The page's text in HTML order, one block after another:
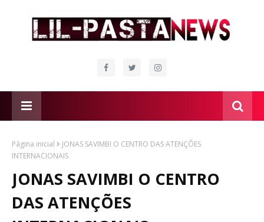
Página inicial
JONAS SAVIMBI O CENTRO DAS ATENÇÕES
INTERNACIONAIS
JONAS SAVIMBI O CENTRO
DAS ATENÇÕES